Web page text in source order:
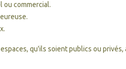
ou commercial.
qu'ils soient publics ou privés,